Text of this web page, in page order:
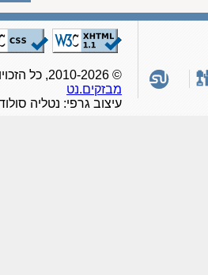
מבזקים.נט
עיצוב גרפי: נטליה סולודקין